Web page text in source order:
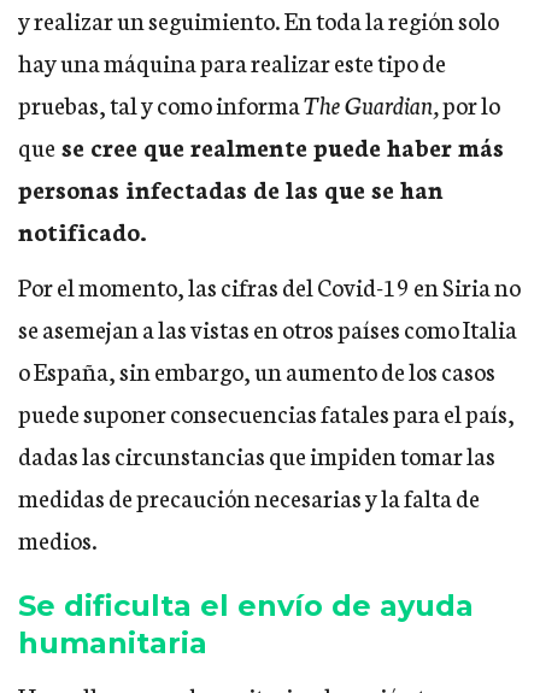
y realizar un seguimiento. En toda la región solo
hay una máquina para realizar este tipo de
pruebas, tal y como informaThe Guardian,por lo
quese cree que realmente puede haber más
personas infectadas de las que se han
notificado.
Por el momento, las cifras del Covid-19 en Siria no
se asemejan a las vistas en otros países como Italia
o España, sin embargo, un aumento de los casos
puede suponer consecuencias fatales para el país,
dadas las circunstancias que impiden tomar las
medidas de precaución necesarias y la falta de
medios.
Se dificulta el envío de ayuda
humanitaria